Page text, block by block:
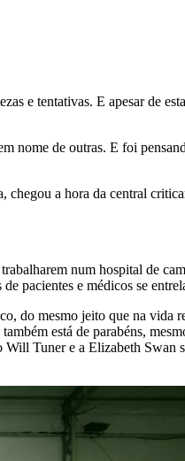
e tentativas. E apesar de
nome de outras. E foi
a hora da central
num hospital de
pacientes e médicos se
do mesmo jeito que na vida
está de parabéns,
Tuner e a Elizabeth Swan